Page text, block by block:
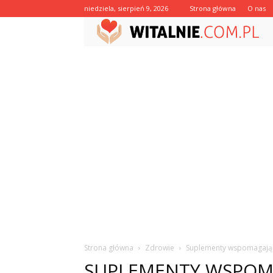
niedziela, sierpień 9, 2026 Strona główna O nas
Strona główna Zdrowie Suplementy